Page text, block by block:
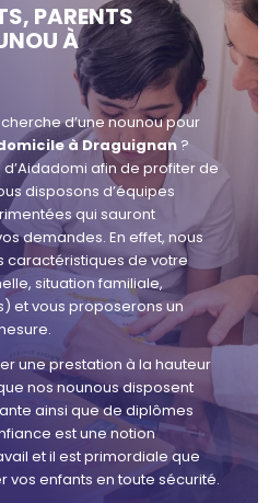
PARENTS
À
d’une nounou pour
à Draguignan ?
afin de profiter de
disposons d’équipes
qui sauront
demandes. En effet, nous
caractéristiques de votre
situation familiale,
et vous proposerons un
une prestation à la hauteur
nos nounous disposent
ainsi que de diplômes
est une notion
et il est primordiale que
vos enfants en toute sécurité.